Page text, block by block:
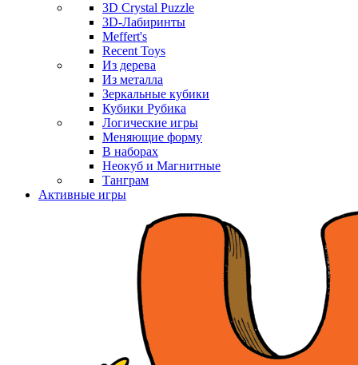
3D Crystal Puzzle
3D-Лабиринты
Meffert's
Recent Toys
Из дерева
Из металла
Зеркальные кубики
Кубики Рубика
Логические игры
Меняющие форму
В наборах
Неокуб и Магнитные
Танграм
Активные игры